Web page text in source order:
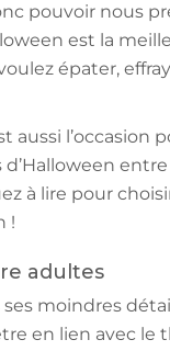
pouvoir nous
est la
épater,
aussi l’occasion
à lire pour
!
adultes
moindres
en lien avec le